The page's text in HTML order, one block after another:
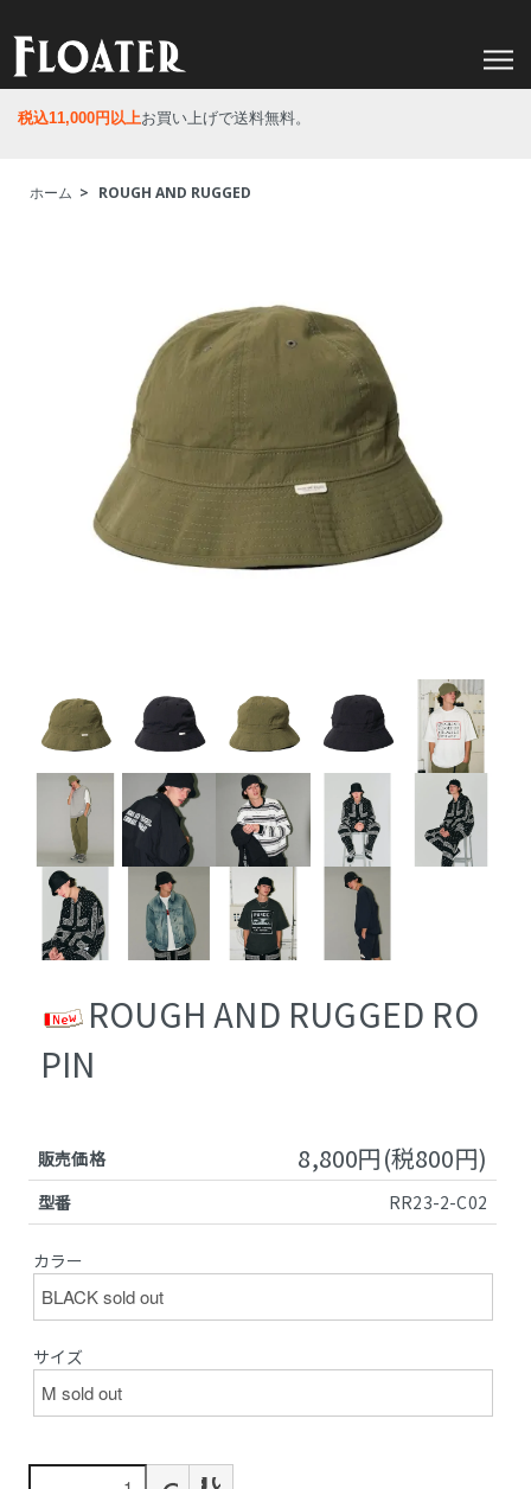
税込11,000円以上お買い上げで送料無料。
ホーム > ROUGH AND RUGGED
ROUGH AND RUGGED RO
PIN
販売価格 8,800円(税800円)
型番 RR23-2-C02
カラー
サイズ